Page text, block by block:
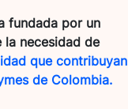
fundada por un
la necesidad de
que contribuyan
de Colombia.